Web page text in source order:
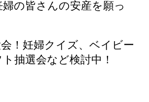
の皆さんの安産を願っ
！妊婦クイズ、ベイビー
抽選会など検討中！